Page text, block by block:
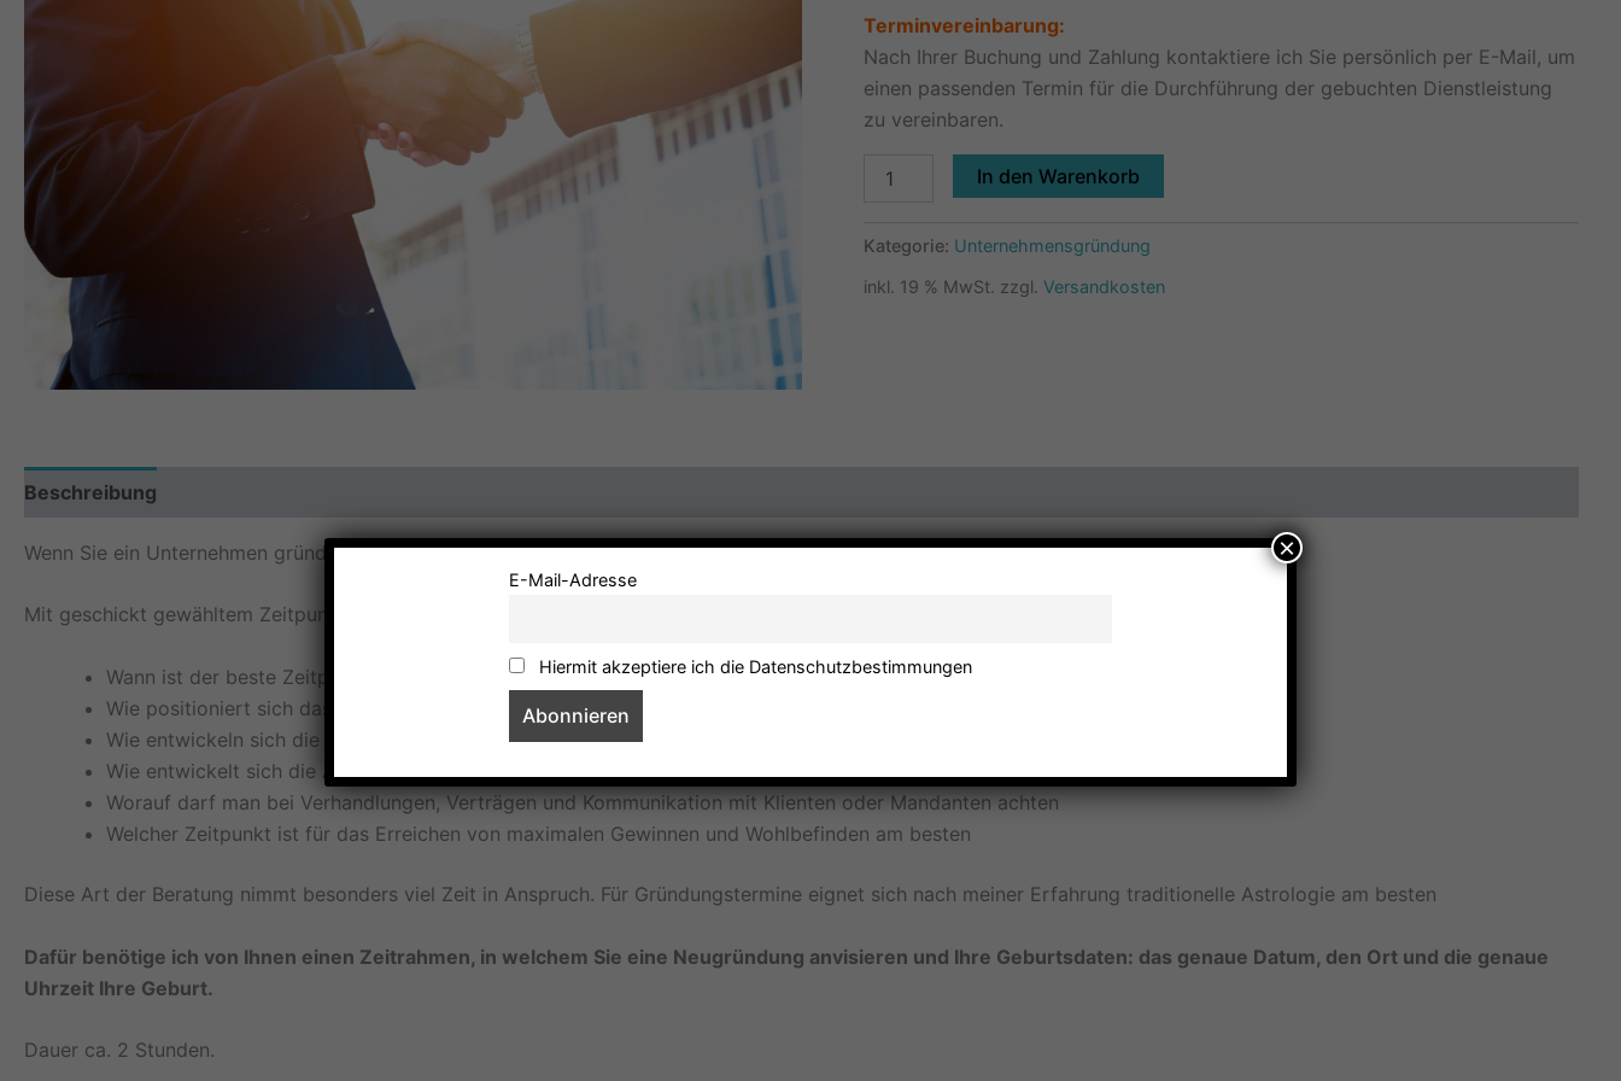
Terminvereinbarung:
Nach Ihrer Buchung und Zahlung kontaktiere ich Sie persönlich per E-Mail, um
einen passenden Termin für die Durchführung der gebuchten Dienstleistung
zu vereinbaren.
In den Warenkorb
Kategorie: Unternehmensgründung
inkl. 19 % MwSt. zzgl. Versandkosten
Beschreibung
Wenn Sie ein Unternehmen gründen möchten, suche ich für Sie in einem vorgegebenem Zeitrahmen den besten Zeitpunkt.
Mit geschickt gewähltem Zeitpunkt der Gründung einer Firma erfahren Sie:
Wann ist der beste Zeitpunkt für die Gründung
Wie positioniert sich das Unternehmen nach Außen
Wie entwickeln sich die Finanzen im Unternehmen
Wie entwickelt sich die Arbeitsatmosphäre im Unternehmen
Worauf darf man bei Verhandlungen, Verträgen und Kommunikation mit Klienten oder Mandanten achten
Welcher Zeitpunkt ist für das Erreichen von maximalen Gewinnen und Wohlbefinden am besten
Diese Art der Beratung nimmt besonders viel Zeit in Anspruch. Für Gründungstermine eignet sich nach meiner Erfahrung traditionelle Astrologie am besten
Dafür benötige ich von Ihnen einen Zeitrahmen, in welchem Sie eine Neugründung anvisieren und Ihre Geburtsdaten: das genaue Datum, den Ort und die genaue
Uhrzeit Ihre Geburt.
Dauer ca. 2 Stunden.
E-Mail-Adresse
Hiermit akzeptiere ich die Datenschutzbestimmungen
×